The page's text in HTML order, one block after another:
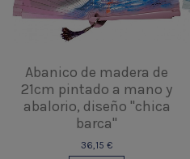
Abanico de madera de
21cm pintado a mano y
abalorio, diseño "chica
barca"
36,15 €